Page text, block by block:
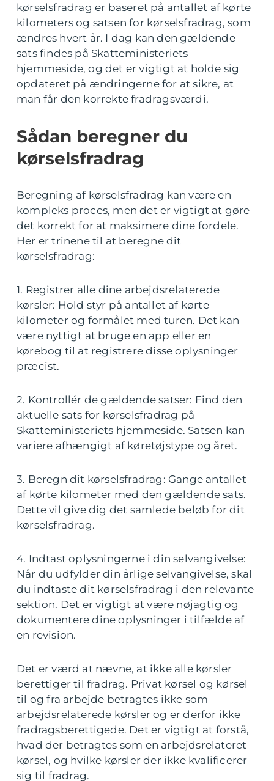
kørselsfradrag er baseret på antallet af kørte
kilometers og satsen for kørselsfradrag, som
ændres hvert år. I dag kan den gældende
sats findes på Skatteministeriets
hjemmeside, og det er vigtigt at holde sig
opdateret på ændringerne for at sikre, at
man får den korrekte fradragsværdi.
Sådan beregner du
kørselsfradrag
Beregning af kørselsfradrag kan være en
kompleks proces, men det er vigtigt at gøre
det korrekt for at maksimere dine fordele.
Her er trinene til at beregne dit
kørselsfradrag:
1. Registrer alle dine arbejdsrelaterede
kørsler: Hold styr på antallet af kørte
kilometer og formålet med turen. Det kan
være nyttigt at bruge en app eller en
kørebog til at registrere disse oplysninger
præcist.
2. Kontrollér de gældende satser: Find den
aktuelle sats for kørselsfradrag på
Skatteministeriets hjemmeside. Satsen kan
variere afhængigt af køretøjstype og året.
3. Beregn dit kørselsfradrag: Gange antallet
af kørte kilometer med den gældende sats.
Dette vil give dig det samlede beløb for dit
kørselsfradrag.
4. Indtast oplysningerne i din selvangivelse:
Når du udfylder din årlige selvangivelse, skal
du indtaste dit kørselsfradrag i den relevante
sektion. Det er vigtigt at være nøjagtig og
dokumentere dine oplysninger i tilfælde af
en revision.
Det er værd at nævne, at ikke alle kørsler
berettiger til fradrag. Privat kørsel og kørsel
til og fra arbejde betragtes ikke som
arbejdsrelaterede kørsler og er derfor ikke
fradragsberettigede. Det er vigtigt at forstå,
hvad der betragtes som en arbejdsrelateret
kørsel, og hvilke kørsler der ikke kvalificerer
sig til fradrag.